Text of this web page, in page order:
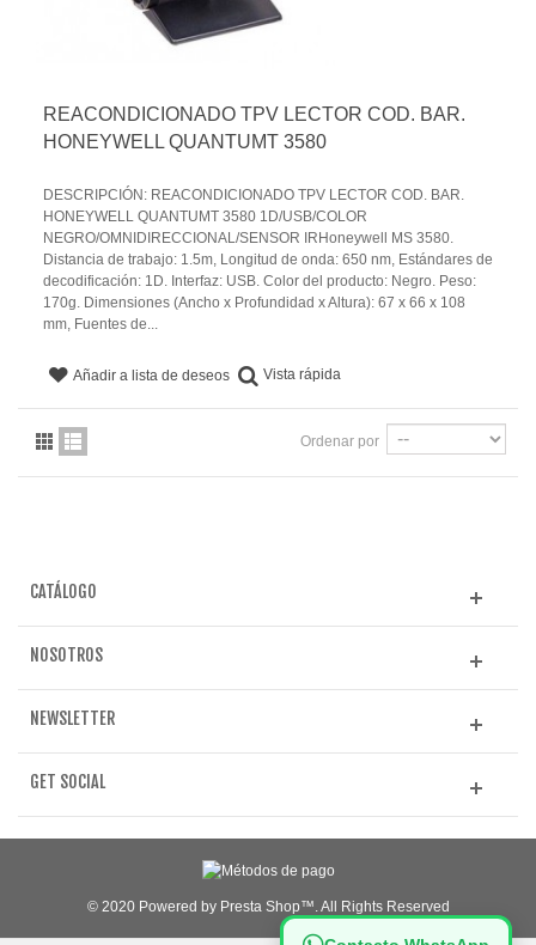
REACONDICIONADO TPV LECTOR COD. BAR.
HONEYWELL QUANTUMT 3580
DESCRIPCIÓN: REACONDICIONADO TPV LECTOR COD. BAR.
HONEYWELL QUANTUMT 3580 1D/USB/COLOR
NEGRO/OMNIDIRECCIONAL/SENSOR IRHoneywell MS 3580.
Distancia de trabajo: 1.5m, Longitud de onda: 650 nm, Estándares de
decodificación: 1D. Interfaz: USB. Color del producto: Negro. Peso:
170g. Dimensiones (Ancho x Profundidad x Altura): 67 x 66 x 108
mm, Fuentes de...
Añadir a lista de deseos Vista rápida
Ordenar por
CATÁLOGO
NOSOTROS
NEWSLETTER
GET SOCIAL
© 2020 Powered by Presta Shop™. All Rights Reserved